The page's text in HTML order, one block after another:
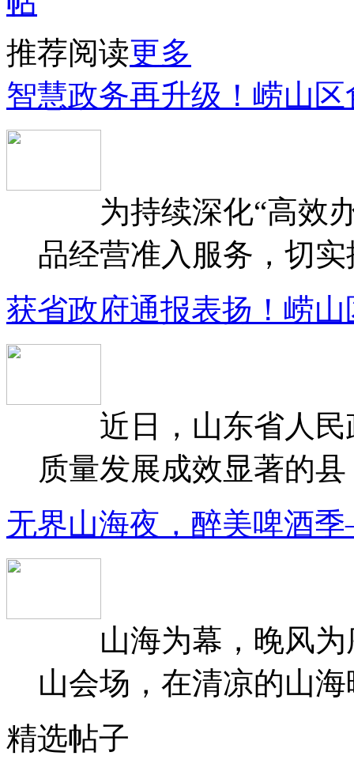
推荐阅读更多
智慧政务再升级！崂山
为持续深化“高效办
品经营准入服务，切
获省政府通报表扬！崂
近日，山东省人民
质量发展成效显著的
无界山海夜，醉美啤酒
山海为幕，晚风为
山会场，在清凉的山
精选帖子